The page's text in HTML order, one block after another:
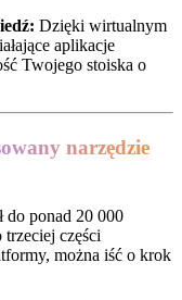
Dzięki wirtualnym
aplikacje
Twojego stoiska o
narzędzie
do ponad 20 000
części
można iść o krok